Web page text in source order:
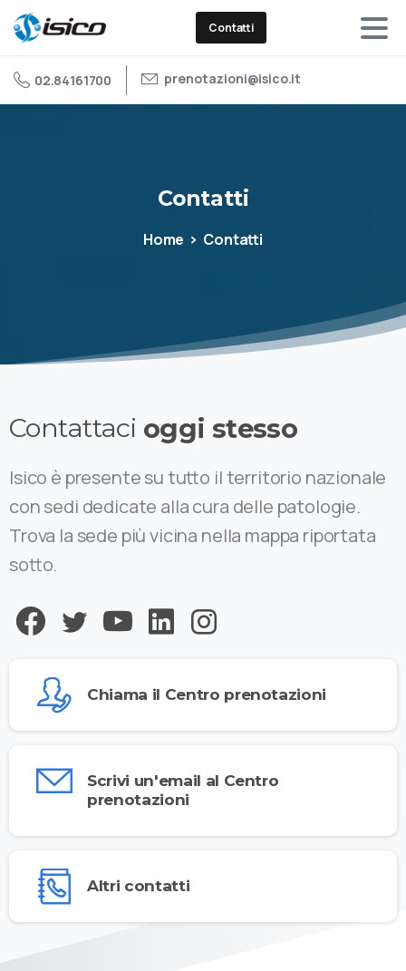
Contatti
02.84161700 prenotazioni@isico.it
Contatti
Home Contatti
Contattaci oggi stesso
Isico è presente su tutto il territorio nazionale
con sedi dedicate alla cura delle patologie.
Trova la sede più vicina nella mappa riportata
sotto.
Chiama il Centro prenotazioni
Scrivi un'email al Centro
prenotazioni
Altri contatti